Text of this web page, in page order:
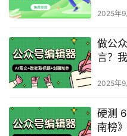
2025年9
做公
言？
2025年9
硬测
南榜